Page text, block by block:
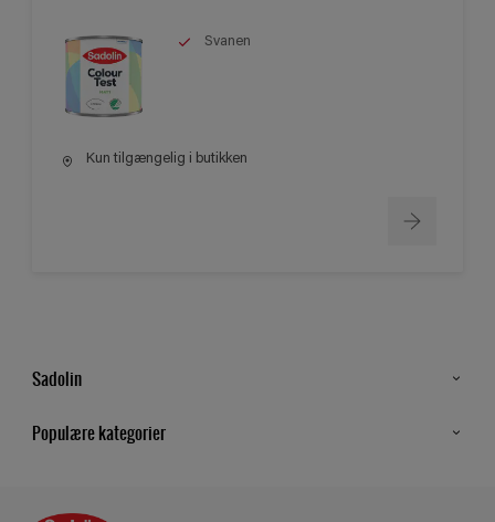
Svanen
Kun tilgængelig i butikken
Sadolin
Populære kategorier